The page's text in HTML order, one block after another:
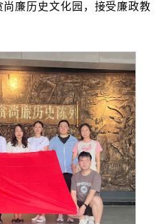
廉历史文化园，接受廉政教